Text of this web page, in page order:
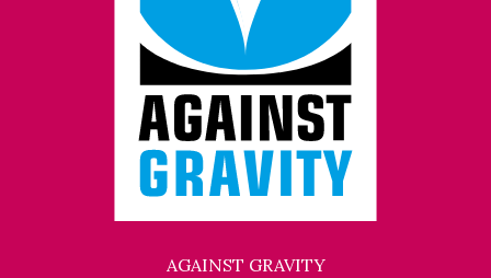
AGAINST GRAVITY